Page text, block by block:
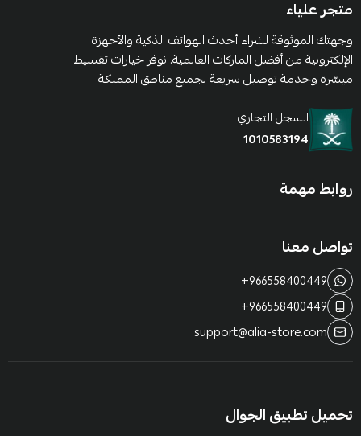
متجر علياء
وجهتك الموثوقة لشراء أحدث الهواتف الذكية والأجهزة
الإلكترونية من أفضل الماركات العالمية. نوفر خيارات تقسيط
ميسّرة وخدمة توصيل سريعة لجميع مناطق المملكة
السجل التجاري
1010583194
روابط مهمة
تواصل معنا
+966558400449
+966558400449
support@alia-store.com
تحميل تطبيق الجوال